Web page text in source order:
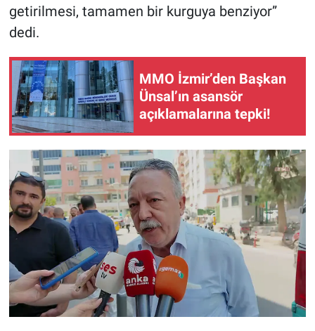
getirilmesi, tamamen bir kurguya benziyor”
dedi.
MMO İzmir’den Başkan
Ünsal’ın asansör
açıklamalarına tepki!